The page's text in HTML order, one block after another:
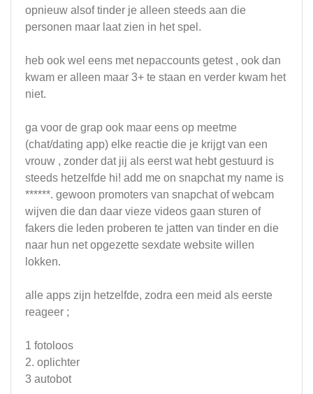
opnieuw alsof tinder je alleen steeds aan die
personen maar laat zien in het spel.
heb ook wel eens met nepaccounts getest , ook dan
kwam er alleen maar 3+ te staan en verder kwam het
niet.
ga voor de grap ook maar eens op meetme
(chat/dating app) elke reactie die je krijgt van een
vrouw , zonder dat jij als eerst wat hebt gestuurd is
steeds hetzelfde hi! add me on snapchat my name is
******. gewoon promoters van snapchat of webcam
wijven die dan daar vieze videos gaan sturen of
fakers die leden proberen te jatten van tinder en die
naar hun net opgezette sexdate website willen
lokken.
alle apps zijn hetzelfde, zodra een meid als eerste
reageer ;
1 fotoloos
2. oplichter
3 autobot